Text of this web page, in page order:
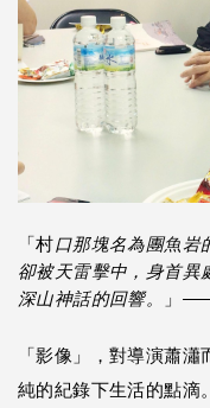
「村口那塊名為團魚岩
卻被天雷擊中，身首異
深山神話的回響。
」
「影像」，對導演蕭
純的紀錄下生活的點滴